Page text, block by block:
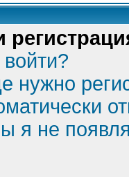
нужно
я не